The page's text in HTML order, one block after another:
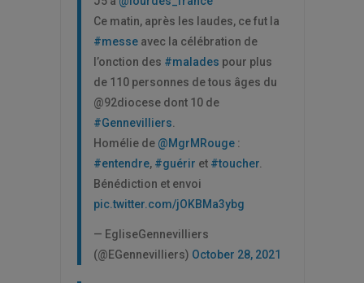
Ce matin, après les laudes, ce fut la
#messeavec la célébration de
l’onction des #malades pour plus
de 110 personnes de tous âges du
@92diocese dont 10 de
#Gennevilliers
Homélie de @MgrMRouge:
#entendre, #guérir et #toucher.
Bénédiction et envoi
pic.twitter.com/jOKBMa3ybg
— EgliseGennevilliers
(@EGennevilliers) October 28, 2021